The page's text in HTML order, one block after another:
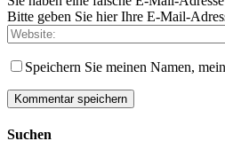
Bitte geben Sie hier Ihre E-Mail-
Speichern Sie meinen Namen,
Suchen